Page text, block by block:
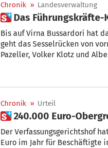
Chronik » Landesverwaltung
 Das
Bis auf Virna Bussardori hat
geht das Sesselrücken von vorne los. In den nächsten Monaten erreichen mit Martin
Pazeller, Volker Klotz und Albert Wurzer drei Abteilungsdirektoren die Voraussetzung für
Chronik » Urteil
 240.000 Euro-
Der Verfassungsgerichtshof
Euro im Jahr für Beschäftigte